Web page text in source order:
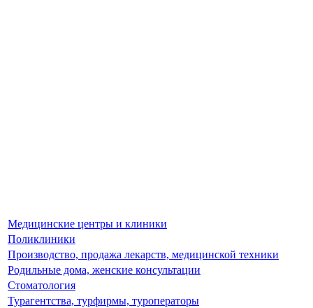
Медицинские центры и клиники
Поликлиники
Производство, продажа лекарств, медицинской техники
Родильные дома, женские консультации
Стоматология
Турагентства, турфирмы, туроператоры